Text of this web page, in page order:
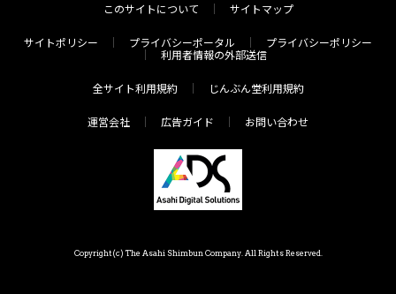
このサイトについて サイトマップ
サイトポリシー プライバシーポータル
プライバシーポリシー
利用者情報の外部送信
全サイト利用規約 じんぶん堂利用規約
運営会社 広告ガイド お問い合わせ
Copyright(c) The Asahi Shimbun Company. All Rights Reserved.